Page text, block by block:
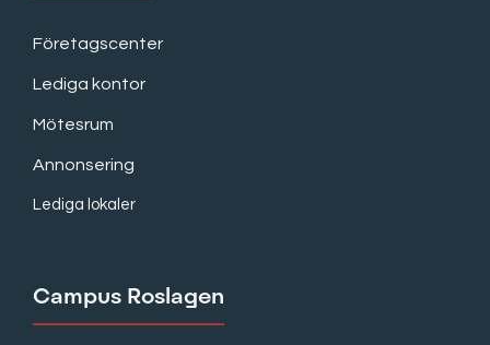
Företagscenter
Lediga kontor
Mötesrum
Annonsering
Lediga lokaler
Campus Roslagen